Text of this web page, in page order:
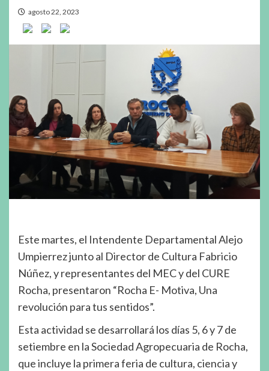
agosto 22, 2023
Este martes, el Intendente Departamental Alejo
Umpierrez junto al Director de Cultura Fabricio
Núñez, y representantes del MEC y del CURE
Rocha, presentaron “Rocha E- Motiva, Una
revolución para tus sentidos”.
Esta actividad se desarrollará los días 5, 6 y 7 de
setiembre en la Sociedad Agropecuaria de Rocha,
que incluye la primera feria de cultura, ciencia y